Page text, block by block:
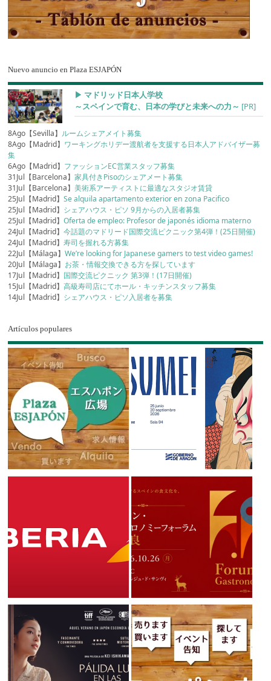
Nuevo anuncio en Plaza ESJAPÓN
▶︎ マドリッド日本人学校
～スペインで育む、日本の学びと未来への力～ [PR]
8Ago【Sevilla】 ルームシェアメイト募集
8Ago【Madrid】 ワーキングホリデー渡航者を支援する日本人アドバイザー募
集
6Ago【Madrid】 ファッションEC営業スタッフ募集
31Jul【Barcelona】家具付きPisoのシェアメート募集
31Jul【Barcelona】美術系アーティストに最適なスタジオ賃貸
25Jul【Madrid】Se alquila apartamento exterior en zona Pacifico
25Jul【Madrid】 シェアハウス・ピソ 9月からの入居者募集
25Jul【Madrid】Oferta de empleo: Profesor de japonés idioma materno
24Jul【Madrid】今話題のマドリード国際交流ピクニック第4弾！(25日開催)
24Jul【Madrid】寿司を握れる方募集
22Jul【Málaga】We’re looking for Japanese gamers to test video games!
20Jul【Málaga】 お茶・情報交換できる方を探しています
17Jul【Madrid】 国際交流ピクニック 第3弾！(17日開催)
15Jul【Madrid】高級寿司店にてホール・キッチンスタッフ募集
14Jul【Madrid】 シェアハウス・ピソ入居者を募集
Artículos populares